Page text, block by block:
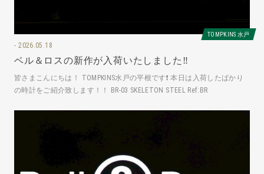
TOMPKINS 水戸
2026.05.18
ベル＆ロスの新作が入荷いたしました‼️
皆さまこんにちは！ TOMPKINS水戸の平根です❗️ 本日は入荷したばかり
の時計をご紹介致します！！ BR-03 SKELETON STEEL Ref:BR